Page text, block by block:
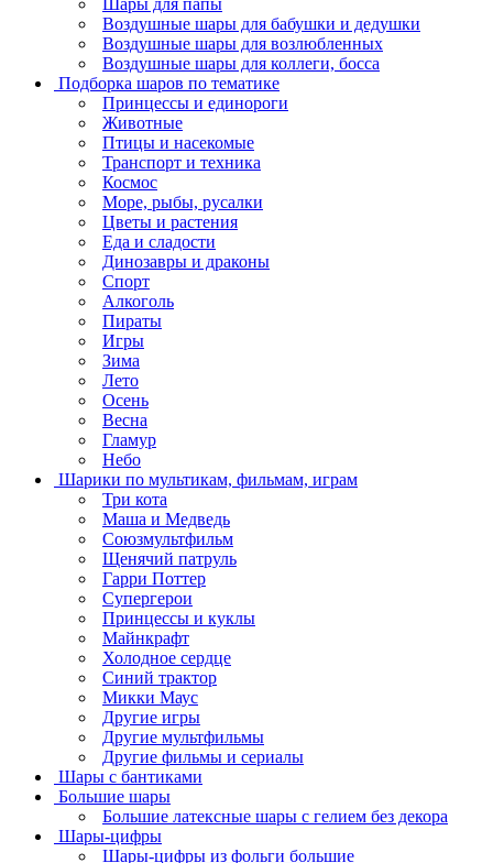
Воздушные шары для бабушки и дедушки
Воздушные шары для возлюбленных
Воздушные шары для коллеги, босса
Подборка шаров по тематике
Принцессы и единороги
Животные
Птицы и насекомые
Транспорт и техника
Космос
Море, рыбы, русалки
Цветы и растения
Еда и сладости
Динозавры и драконы
Спорт
Алкоголь
Пираты
Игры
Зима
Лето
Осень
Весна
Гламур
Небо
Шарики по мультикам, фильмам, играм
Три кота
Маша и Медведь
Союзмультфильм
Щенячий патруль
Гарри Поттер
Супергерои
Принцессы и куклы
Майнкрафт
Холодное сердце
Синий трактор
Микки Маус
Другие игры
Другие мультфильмы
Другие фильмы и сериалы
Шары с бантиками
Большие шары
Большие латексные шары с гелием без декора
Шары-цифры
Шары-цифры из фольги большие